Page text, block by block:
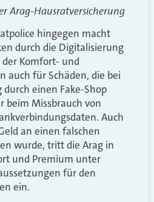
Arag-Hausratversicherung
hingegen macht
durch die Digitalisierung
der Komfort- und
auch für Schäden, die bei
einen Fake-Shop
beim Missbrauch von
Auch
an einen falschen
wurde, tritt die Arag in
und Premium unter
für den
ein.